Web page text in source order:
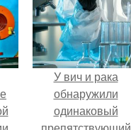
У вич и рака
обнаружили
одинаковый